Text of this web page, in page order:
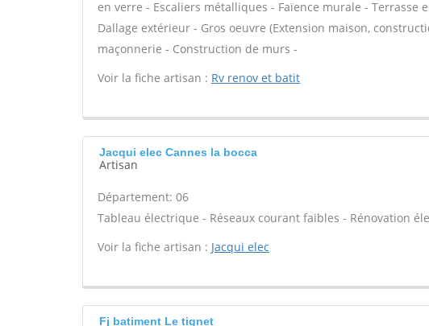
en verre - Escaliers métalliques - Faïence murale - Terrasse
Dallage extérieur - Gros oeuvre (Extension maison,
maçonnerie - Construction de murs -
Voir la fiche artisan : Rv renov et batit
Jacqui elec Cannes la bocca
Artisan
Département: 06
Tableau électrique - Réseaux courant faibles - Rénovation
Voir la fiche artisan : Jacqui elec
Fj batiment Le tignet